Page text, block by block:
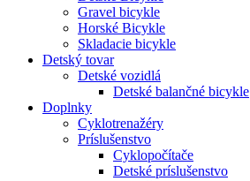
Gravel bicykle
Horské Bicykle
Skladacie bicykle
Detský tovar
Detské vozidlá
Detské balančné bicykle
Doplnky
Cyklotrenažéry
Príslušenstvo
Cyklopočítače
Detské príslušenstvo